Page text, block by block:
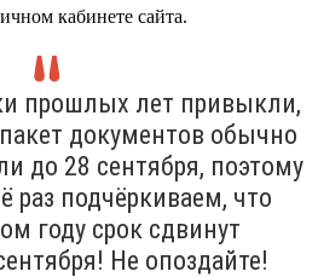
кабинете сайта.
прошлых лет привыкли,
документов обычно
до 28 сентября, поэтому
раз подчёркиваем, что
году срок сдвинут
Не опоздайте!